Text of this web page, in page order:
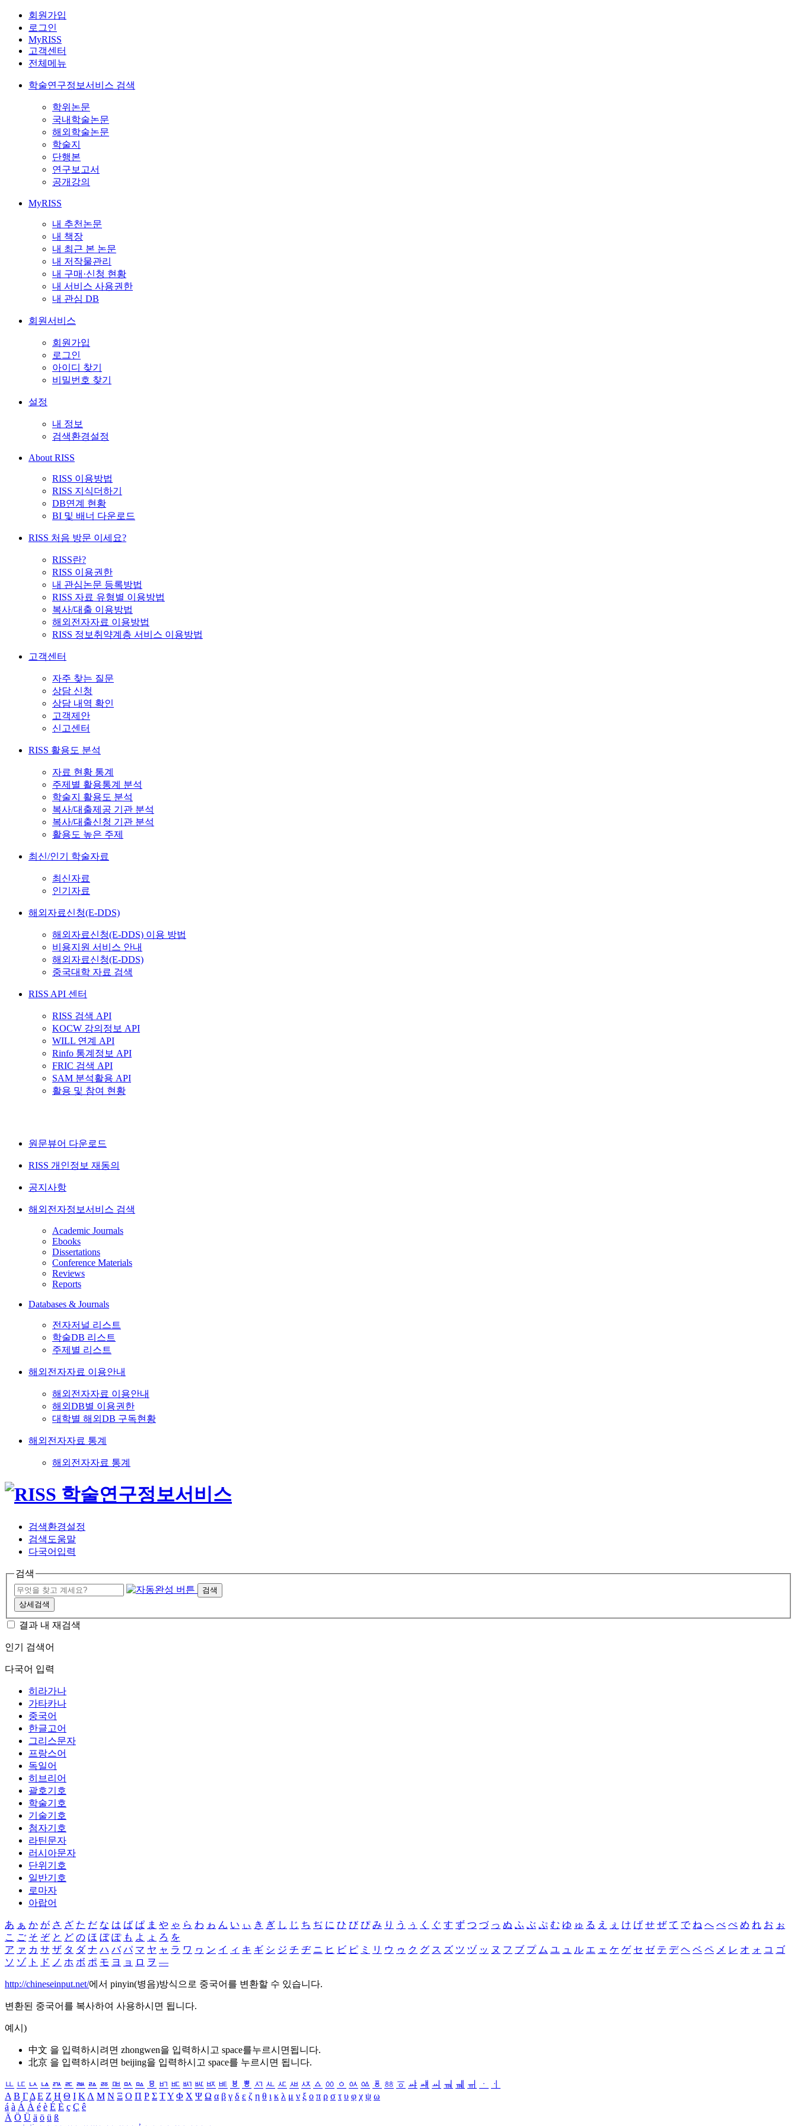
회원가입
로그인
MyRISS
고객센터
전체메뉴
학술연구정보서비스 검색
학위논문
국내학술논문
해외학술논문
학술지
단행본
연구보고서
공개강의
MyRISS
내 추천논문
내 책장
내 최근 본 논문
내 저작물관리
내 구매·신청 현황
내 서비스 사용권한
내 관심 DB
회원서비스
회원가입
로그인
아이디 찾기
비밀번호 찾기
설정
내 정보
검색환경설정
About RISS
RISS 이용방법
RISS 지식더하기
DB연계 현황
BI 및 배너 다운로드
RISS 처음 방문 이세요?
RISS란?
RISS 이용권한
내 관심논문 등록방법
RISS 자료 유형별 이용방법
복사/대출 이용방법
해외전자자료 이용방법
RISS 정보취약계층 서비스 이용방법
고객센터
자주 찾는 질문
상담 신청
상담 내역 확인
고객제안
신고센터
RISS 활용도 분석
자료 현황 통계
주제별 활용통계 분석
학술지 활용도 분석
복사/대출제공 기관 분석
복사/대출신청 기관 분석
활용도 높은 주제
최신/인기 학술자료
최신자료
인기자료
해외자료신청(E-DDS)
해외자료신청(E-DDS) 이용 방법
비용지원 서비스 안내
해외자료신청(E-DDS)
중국대학 자료 검색
RISS API 센터
RISS 검색 API
KOCW 강의정보 API
WILL 연계 API
Rinfo 통계정보 API
FRIC 검색 API
SAM 분석활용 API
활용 및 참여 현황
원문뷰어 다운로드
RISS 개인정보 재동의
공지사항
해외전자정보서비스 검색
Academic Journals
Ebooks
Dissertations
Conference Materials
Reviews
Reports
Databases & Journals
전자저널 리스트
학술DB 리스트
주제별 리스트
해외전자자료 이용안내
해외전자자료 이용안내
해외DB별 이용권한
대학별 해외DB 구독현황
해외전자자료 통계
해외전자자료 통계
검색환경설정
검색도움말
다국어입력
검색
검색
상세검색
결과 내 재검색
인기 검색어
다국어 입력
히라가나
가타카나
중국어
한글고어
그리스문자
프랑스어
독일어
히브리어
괄호기호
학술기호
기술기호
첨자기호
라틴문자
러시아문자
단위기호
일반기호
로마자
아랍어
あ ぁ か が さ ざ た だ な は ば ぱ ま や ゃ ら わ ゎ ん い ぃ き ぎ し じ ち ぢ に ひ び ぴ み り う ぅ く ぐ す ず つ づ っ ぬ ふ ぶ ぷ む ゆ ゅ る え ぇ け げ せ ぜ て で ね へ べ ぺ め れ お ぉ
こ ご そ ぞ と ど の ほ ぼ ぽ も よ ょ ろ を
ア ァ カ サ ザ タ ダ ナ ハ バ パ マ ヤ ャ ラ ワ ヮ ン イ ィ キ ギ シ ジ チ ヂ ニ ヒ ビ ピ ミ リ ウ ゥ ク グ ス ズ ツ ヅ ッ ヌ フ ブ プ ム ユ ュ ル エ ェ ケ ゲ セ ゼ テ デ ヘ ベ ペ メ レ オ ォ コ ゴ
ソ ゾ ト ド ノ ホ ボ ポ モ ヨ ョ ロ ヲ ―
http://chineseinput.net/에서 pinyin(병음)방식으로 중국어를 변환할 수 있습니다.
변환된 중국어를 복사하여 사용하시면 됩니다.
예시)
中文 을 입력하시려면 zhongwen을 입력하시고 space를누르시면됩니다.
北京 을 입력하시려면 beijing을 입력하시고 space를 누르시면 됩니다.
ㅥ ㅦ ㅧ ㅨ ㅩ ㅪ ㅫ ㅬ ㅭ ㅮ ㅯ ㅰ ㅱ ㅲ ㅳ ㅴ ㅵ ㅶ ㅷ ㅸ ㅹ ㅺ ㅻ ㅼ ㅽ ㅾ ㅿ ㆀ ㆁ ㆂ ㆃ ㆄ ㆅ ㆆ ㆇ ㆈ ㆉ ㆊ ㆋ ㆌ ㆍ
ㆎ
Α Β ΓΔ Ε Ζ Η Θ Ι ΚΛ Μ Ν Ξ Ο Π Ρ Σ ΤΥ Φ Χ Ψ Ω α β γ δ ε ζ η θ ι κ λ μ ν ξ ο π ρ σ τ υ φ χ ψ ω
á à Á À é è É È ç Ç ê
Ä Ö Ü ä ö ü ß